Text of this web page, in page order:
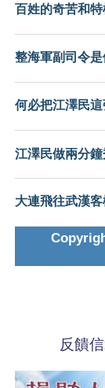
百姓的奇苦和
整海軍副司令
何必把江澤民
江澤民做兩分
大連飛往武漢
反饋信